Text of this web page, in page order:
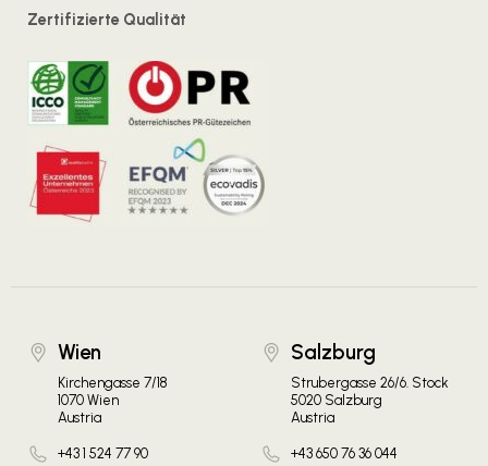
Zertifizierte Qualität
Wien
Kirchengasse 7/18
1070 Wien
Austria
+43 1 524 77 90
Salzburg
Strubergasse 26/6. Stock
5020 Salzburg
Austria
+43 650 76 36 044